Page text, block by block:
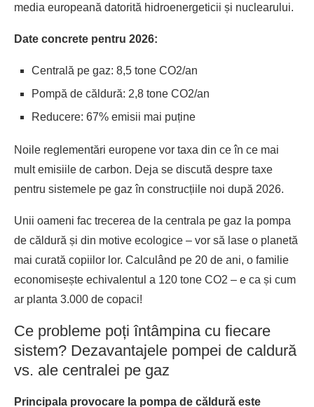
media europeană datorită hidroenergeticii și nuclearului.
Date concrete pentru 2026:
Centrală pe gaz: 8,5 tone CO2/an
Pompă de căldură: 2,8 tone CO2/an
Reducere: 67% emisii mai puține
Noile reglementări europene vor taxa din ce în ce mai
mult emisiile de carbon. Deja se discută despre taxe
pentru sistemele pe gaz în construcțiile noi după 2026.
Unii oameni fac trecerea de la centrala pe gaz la pompa
de căldură și din motive ecologice – vor să lase o planetă
mai curată copiilor lor. Calculând pe 20 de ani, o familie
economisește echivalentul a 120 tone CO2 – e ca și cum
ar planta 3.000 de copaci!
Ce probleme poți întâmpina cu fiecare
sistem? Dezavantajele pompei de caldură
vs. ale centralei pe gaz
Principala provocare la pompa de căldură este